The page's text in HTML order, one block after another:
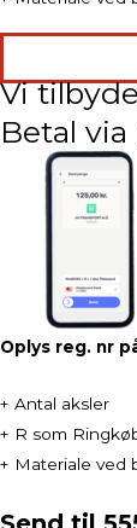
Vi
Betal
Oplys reg. nr
+ Antal aksler
+ R som
+ Materiale ved